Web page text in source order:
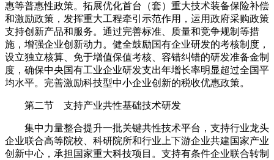
惠等普惠性政策。拓展优化首台（套）重大技术装备保险补偿
和激励政策，发挥重大工程牵引示范作用，运用政府采购政策
支持创新产品和服务。通过完善标准、质量和竞争规制等措
施，增强企业创新动力。健全鼓励国有企业研发的考核制度，
设立独立核算、免于增值保值考核、容错纠错的研发准备金制
度，确保中央国有工业企业研发支出年增长率明显超过全国平
均水平。完善激励科技型中小企业创新的税收优惠政策。
第二节 支持产业共性基础技术研发
集中力量整合提升一批关键共性技术平台，支持行业龙头
企业联合高等院校、科研院所和行业上下游企业共建国家产业
创新中心，承担国家重大科技项目。支持有条件企业联合转制